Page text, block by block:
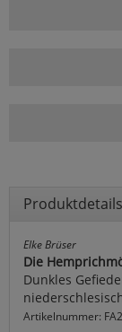
Produktdetails
Elke Brüser
Die
Dunkles
Artikelnummer: